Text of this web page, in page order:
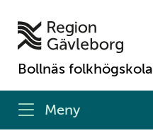
Bollnäs folkhögskola
Meny